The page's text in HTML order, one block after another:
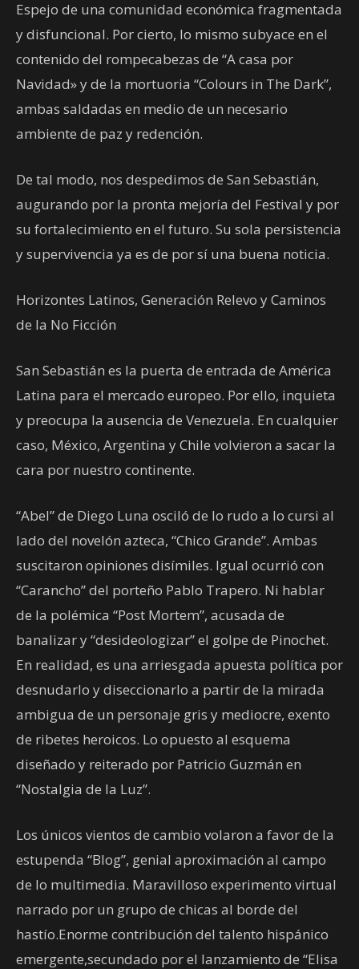
Espejo de una comunidad económica fragmentada
y disfuncional. Por cierto, lo mismo subyace en el
contenido del rompecabezas de “A casa por
Navidad» y de la mortuoria “Colours in The Dark”,
ambas saldadas en medio de un necesario
ambiente de paz y redención.
De tal modo, nos despedimos de San Sebastián,
augurando por la pronta mejoría del Festival y por
su fortalecimiento en el futuro. Su sola persistencia
y supervivencia ya es de por sí una buena noticia.
Horizontes Latinos, Generación Relevo y Caminos
de la No Ficción
San Sebastián es la puerta de entrada de América
Latina para el mercado europeo. Por ello, inquieta
y preocupa la ausencia de Venezuela. En cualquier
caso, México, Argentina y Chile volvieron a sacar la
cara por nuestro continente.
“Abel” de Diego Luna osciló de lo rudo a lo cursi al
lado del novelón azteca, “Chico Grande”. Ambas
suscitaron opiniones disímiles. Igual ocurrió con
“Carancho” del porteño Pablo Trapero. Ni hablar
de la polémica “Post Mortem”, acusada de
banalizar y “desideologizar” el golpe de Pinochet.
En realidad, es una arriesgada apuesta política por
desnudarlo y diseccionarlo a partir de la mirada
ambigua de un personaje gris y mediocre, exento
de ribetes heroicos. Lo opuesto al esquema
diseñado y reiterado por Patricio Guzmán en
“Nostalgia de la Luz”.
Los únicos vientos de cambio volaron a favor de la
estupenda “Blog”, genial aproximación al campo
de lo multimedia. Maravilloso experimento virtual
narrado por un grupo de chicas al borde del
hastío.Enorme contribución del talento hispánico
emergente,secundado por el lanzamiento de “Elisa